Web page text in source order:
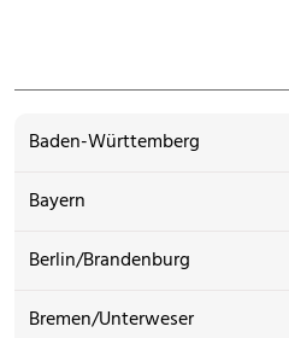
Baden-Württemberg
Bayern
Berlin/Brandenburg
Bremen/Unterweser